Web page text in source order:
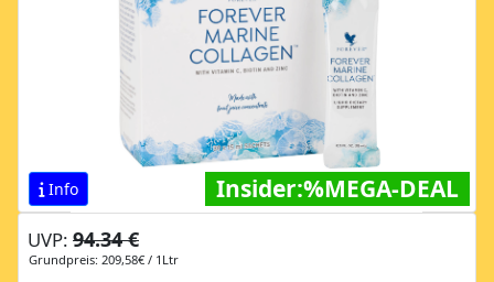
Info Insider:%MEGA-DEAL
UVP: 94.34 €
Grundpreis: 209,58€ / 1Ltr